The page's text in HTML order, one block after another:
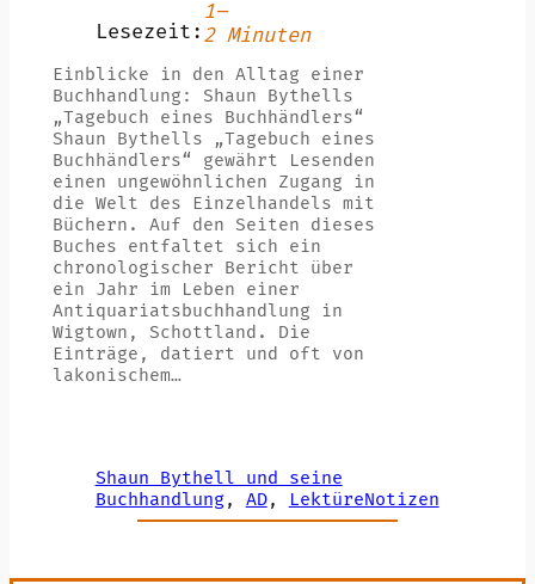
Lesezeit:
1–
2 Minuten
Einblicke in den Alltag einer
Buchhandlung: Shaun Bythells
„Tagebuch eines Buchhändlers“
Shaun Bythells „Tagebuch eines
Buchhändlers“ gewährt Lesenden
einen ungewöhnlichen Zugang in
die Welt des Einzelhandels mit
Büchern. Auf den Seiten dieses
Buches entfaltet sich ein
chronologischer Bericht über
ein Jahr im Leben einer
Antiquariatsbuchhandlung in
Wigtown, Schottland. Die
Einträge, datiert und oft von
lakonischem…
Shaun Bythell und seine
Buchhandlung, AD, LektüreNotizen